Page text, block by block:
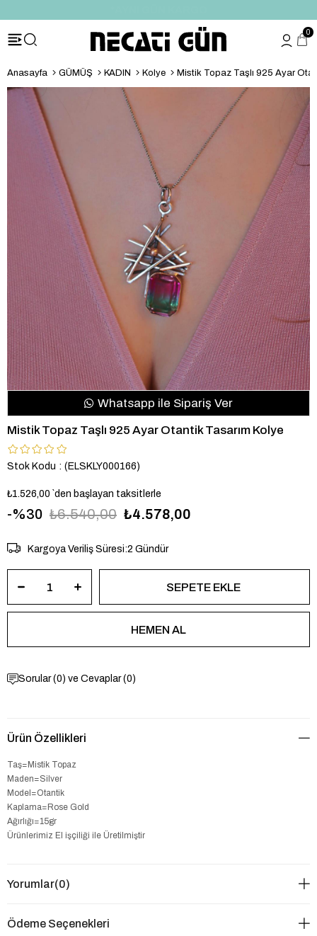
0
Anasayfa GÜMÜŞ KADIN Kolye Mistik Topaz Taşlı 925 Ayar
Whatsapp ile Sipariş Ver
Mistik Topaz Taşlı 925 Ayar Otantik Tasarım Kolye
Stok Kodu (ELSKLY000166)
₺1.526,00 `den başlayan taksitlerle
30 ₺6.540,00 ₺4.578,00
Kargoya Veriliş Süresi:2 Gündür
Sorular (0) ve Cevaplar (0)
Ürün Özellikleri
Taş=Mistik Topaz
Maden=Silver
Model=Otantik
Kaplama=Rose Gold
Ağırlığı=15gr
Ürünlerimiz El işçiliği ile Üretilmiştir
Yorumlar(0)
Ödeme Seçenekleri